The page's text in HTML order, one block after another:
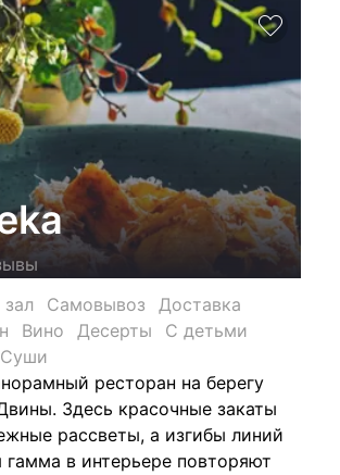
Самовывоз
Доставка
Вино Десерты
С детьми
Суши
ресторан на берегу
Здесь красочные закаты
рассветы, а изгибы линий
гамма в интерьере повторяют